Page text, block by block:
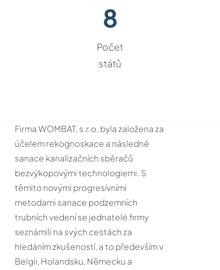
8
Počet
států
Firma WOMBAT, s.r.o. byla založena za
účelem rekognoskace a následné
sanace kanalizačních sběračů
bezvýkopovými technologiemi. S
těmito novými progresívními
metodami sanace podzemních
trubních vedení se jednatelé firmy
seznámili na svých cestách za
hledáním zkušeností, a to především v
Belgii, Holandsku, Německu a